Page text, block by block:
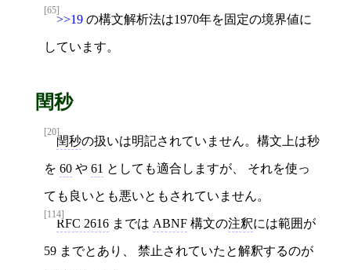
[65]
>>19 の構文解析法は1970年を固定の境界値に
しています。
閏秒
[20]
閏秒の扱いは明記されていません。構文上は秒
を 60 や 61 としても適合しますが、 それを使っ
ても良いとも悪いともされていません。
[114]
RFC 2616 までは ABNF 構文の注釈には範囲が
59 までとあり、 禁止されていたと解釈するのが